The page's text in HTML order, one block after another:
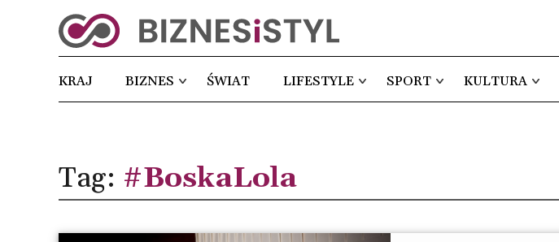
KRAJ BIZNES ŚWIAT LIFESTYLE SPORT KULTURA
Tag: #BoskaLola